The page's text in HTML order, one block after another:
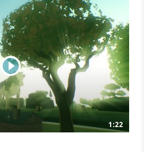
überhaupt als
Grenzen der Unendlichkeit
wird's in Everything
nicht nur die Gedanken
Audio-Aufnahmen von
kombiniert mit dem
Stimmung. Zunächst
Euro im PSN für die PS4,
April auf Steam folgen.
1:22